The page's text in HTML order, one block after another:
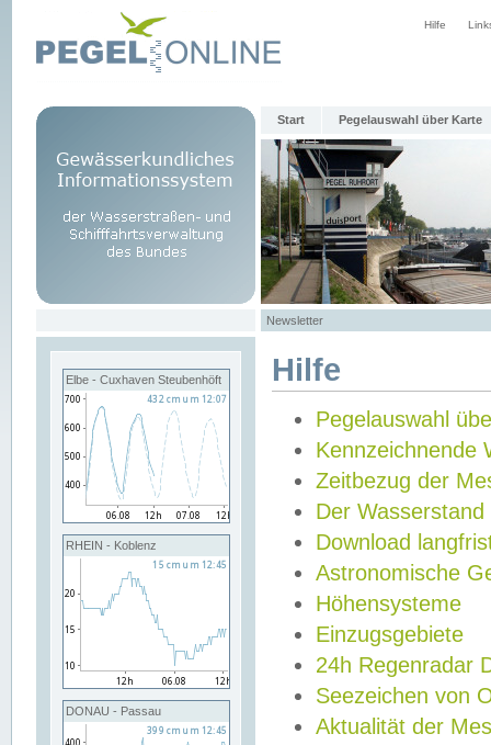
Hilfe
Start Pegelauswahl über Karte
Newsletter
Elbe - Cuxhaven Steubenhöft
RHEIN - Koblenz
DONAU - Passau
Hilfe
Pegelauswahl
Kennzeichnende
Zeitbezug der
Der Wasserstand
Download
Astronomische
Höhensysteme
Einzugsgebiete
24h Regenradar
Seezeichen von
Aktualität der